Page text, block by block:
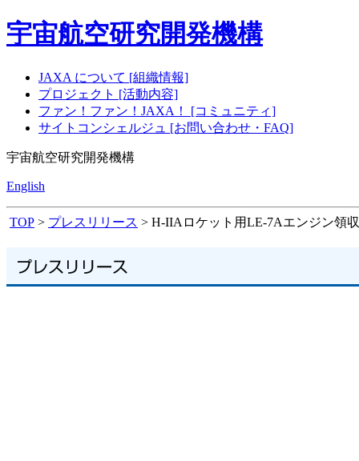
宇宙航空研究開発機構
JAXA について [組織情報]
プロジェクト [活動内容]
ファン！ファン！JAXA！ [コミュニティ]
サイトコンシェルジュ [お問い合わせ・FAQ]
宇宙航空研究開発機構
English
TOP > プレスリリース > H-IIAロケット用LE-7Aエンジン領